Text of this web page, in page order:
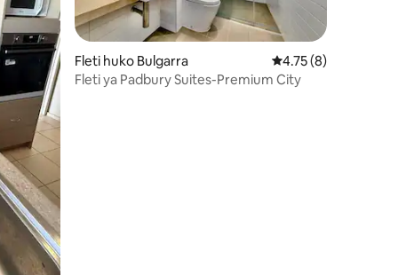
19
Fleti huko Bulgarra Ukadiriaji wa
4.75 (8)
Fleti ya Padbury Suites-Premium City